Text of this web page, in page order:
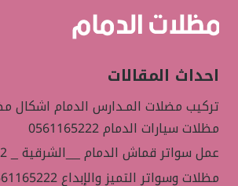
احداث المقالات
تركيب مضلات المـدارس الدمام اشكال
مظلات سيارات الدمام 0561165222
عمل سواتر قماش الدمام __الشرقية _ 0561165222